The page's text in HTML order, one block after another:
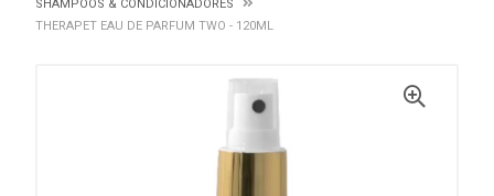
SHAMPOOS & CONDICIONADORES
THERAPET EAU DE PARFUM TWO - 120ML